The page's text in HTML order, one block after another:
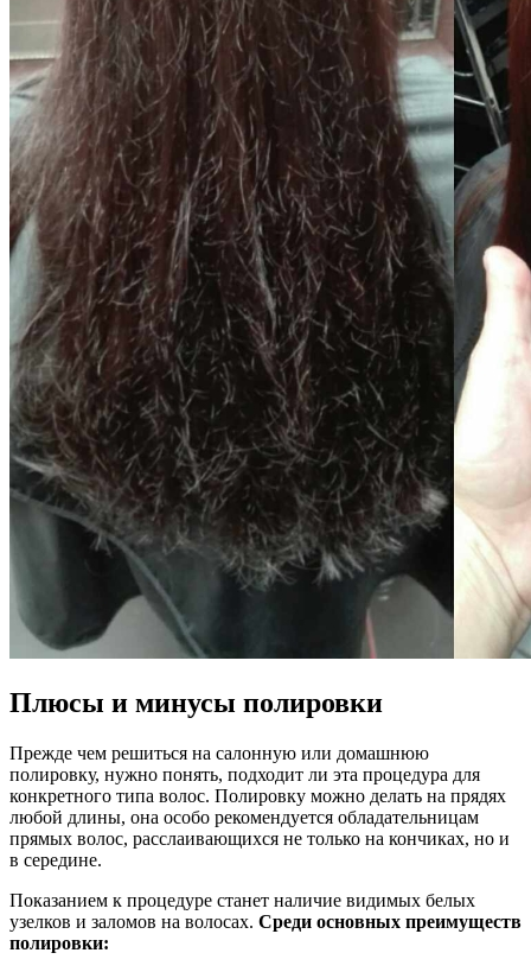
Плюсы и минусы полировки
Прежде чем решиться на салонную или домашнюю
полировку, нужно понять, подходит ли эта процедура для
конкретного типа волос. Полировку можно делать на прядях
любой длины, она особо рекомендуется обладательницам
прямых волос, расслаивающихся не только на кончиках, но и
в середине.
Показанием к процедуре станет наличие видимых белых
узелков и заломов на волосах. Среди основных преимуществ
полировки: